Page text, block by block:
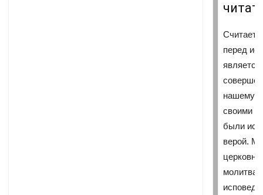
перед
нашему
своими
были
верой.